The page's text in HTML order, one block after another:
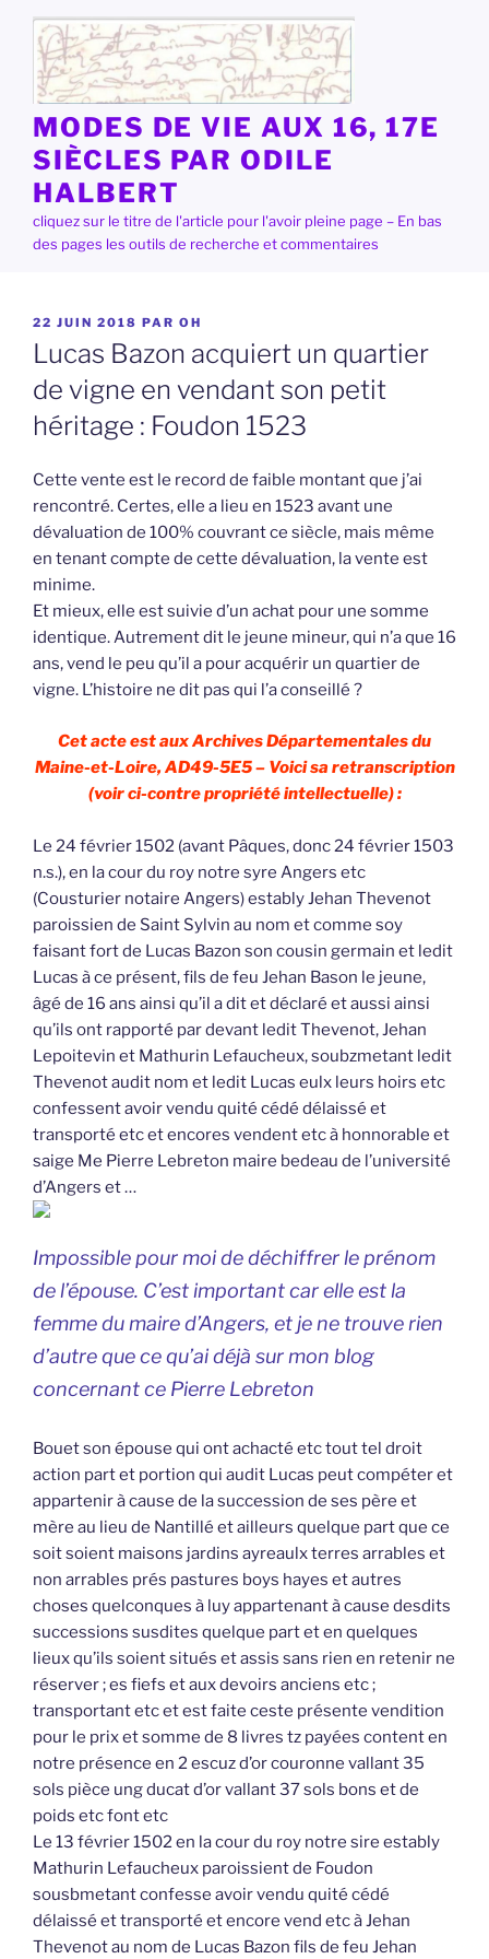
contenu
principal
MODES DE VIE AUX 16, 17E
SIÈCLES PAR ODILE
HALBERT
cliquez sur le titre de l'article pour l'avoir pleine page – En bas
des pages les outils de recherche et commentaires
PUBLIÉ
LE
22 JUIN 2018 PAR OH
Lucas Bazon acquiert un quartier
de vigne en vendant son petit
héritage : Foudon 1523
Cette vente est le record de faible montant que j’ai
rencontré. Certes, elle a lieu en 1523 avant une
dévaluation de 100% couvrant ce siècle, mais même
en tenant compte de cette dévaluation, la vente est
minime.
Et mieux, elle est suivie d’un achat pour une somme
identique. Autrement dit le jeune mineur, qui n’a que 16
ans, vend le peu qu’il a pour acquérir un quartier de
vigne. L’histoire ne dit pas qui l’a conseillé ?
Cet acte est aux Archives Départementales du
Maine-et-Loire, AD49-5E5 – Voici sa retranscription
(voir ci-contre propriété intellectuelle) :
Le 24 février 1502 (avant Pâques, donc 24 février 1503
n.s.), en la cour du roy notre syre Angers etc
(Cousturier notaire Angers) estably Jehan Thevenot
paroissien de Saint Sylvin au nom et comme soy
faisant fort de Lucas Bazon son cousin germain et ledit
Lucas à ce présent, fils de feu Jehan Bason le jeune,
âgé de 16 ans ainsi qu’il a dit et déclaré et aussi ainsi
qu’ils ont rapporté par devant ledit Thevenot, Jehan
Lepoitevin et Mathurin Lefaucheux, soubzmetant ledit
Thevenot audit nom et ledit Lucas eulx leurs hoirs etc
confessent avoir vendu quité cédé délaissé et
transporté etc et encores vendent etc à honnorable et
saige Me Pierre Lebreton maire bedeau de l’université
d’Angers et …
Impossible pour moi de déchiffrer le prénom
de l’épouse. C’est important car elle est la
femme du maire d’Angers, et je ne trouve rien
d’autre que ce qu’ai déjà sur mon blog
concernant ce Pierre Lebreton
Bouet son épouse qui ont achacté etc tout tel droit
action part et portion qui audit Lucas peut compéter et
appartenir à cause de la succession de ses père et
mère au lieu de Nantillé et ailleurs quelque part que ce
soit soient maisons jardins ayreaulx terres arrables et
non arrables prés pastures boys hayes et autres
choses quelconques à luy appartenant à cause desdits
successions susdites quelque part et en quelques
lieux qu’ils soient situés et assis sans rien en retenir ne
réserver ; es fiefs et aux devoirs anciens etc ;
transportant etc et est faite ceste présente vendition
pour le prix et somme de 8 livres tz payées content en
notre présence en 2 escuz d’or couronne vallant 35
sols pièce ung ducat d’or vallant 37 sols bons et de
poids etc font etc
Le 13 février 1502 en la cour du roy notre sire estably
Mathurin Lefaucheux paroissient de Foudon
sousbmetant confesse avoir vendu quité cédé
délaissé et transporté et encore vend etc à Jehan
Thevenot au nom de Lucas Bazon fils de feu Jehan